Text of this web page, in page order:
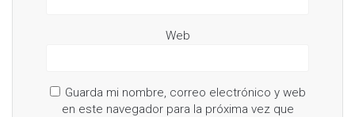
Web
Guarda mi nombre, correo electrónico y web
en este navegador para la próxima vez que